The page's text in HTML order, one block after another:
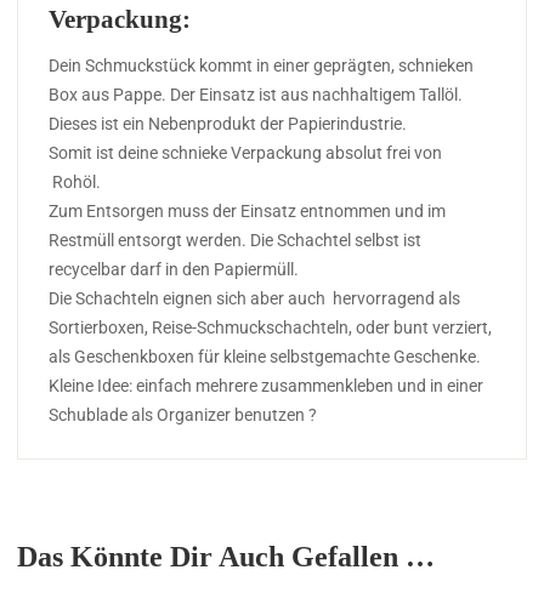
Verpackung:
Dein Schmuckstück kommt in einer geprägten, schnieken
Box aus Pappe. Der Einsatz ist aus nachhaltigem Tallöl.
Dieses ist ein Nebenprodukt der Papierindustrie.
Somit ist deine schnieke Verpackung absolut frei von
Rohöl.
Zum Entsorgen muss der Einsatz entnommen und im
Restmüll entsorgt werden. Die Schachtel selbst ist
recycelbar darf in den Papiermüll.
Die Schachteln eignen sich aber auch hervorragend als
Sortierboxen, Reise-Schmuckschachteln, oder bunt verziert,
als Geschenkboxen für kleine selbstgemachte Geschenke.
Kleine Idee: einfach mehrere zusammenkleben und in einer
Schublade als Organizer benutzen ?
Das Könnte Dir Auch Gefallen …